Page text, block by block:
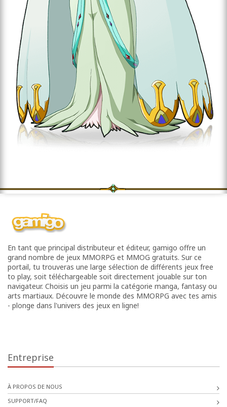
En tant que principal distributeur et éditeur, gamigo offre un
grand nombre de jeux MMORPG et MMOG gratuits. Sur ce
portail, tu trouveras une large sélection de différents jeux free
to play, soit téléchargeable soit directement jouable sur ton
navigateur. Choisis un jeu parmi la catégorie manga, fantasy ou
arts martiaux. Découvre le monde des MMORPG avec tes amis
- plonge dans l'univers des jeux en ligne!
Entreprise
À PROPOS DE NOUS
SUPPORT/FAQ